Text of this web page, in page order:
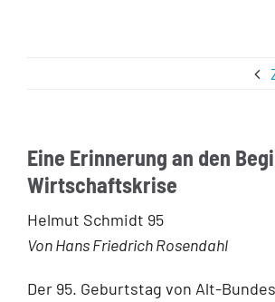
Eine Erinnerung an den
Wirtschaftskrise
Helmut Schmidt 95
Von Hans Friedrich Rosendahl
Der 95. Geburtstag von Alt-